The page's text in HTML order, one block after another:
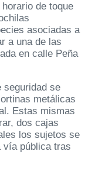
de toque
asociadas a
a una de las
en calle Peña
seguridad se
metálicas
Estas mismas
dos cajas
los sujetos se
vía pública tras